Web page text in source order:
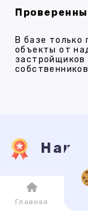
В базе только
объекты от
застройщиков
Наши
ПРОДАЖА
Главная